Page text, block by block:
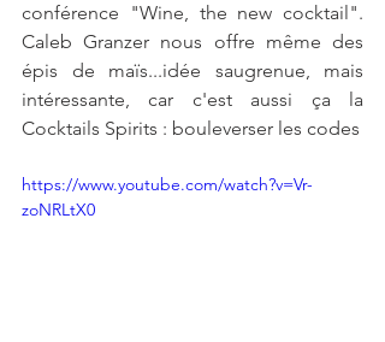
conférence "Wine, the new cocktail".
Caleb Granzer nous offre même des
épis de maïs...idée saugrenue, mais
intéressante, car c'est aussi ça la
https://www.youtube.com/watch?v=Vr-
zoNRLtX0